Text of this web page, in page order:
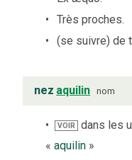
Très proches.
(se suivre) de
nez aquilin nom
VOIR
dans les
« aquilin »